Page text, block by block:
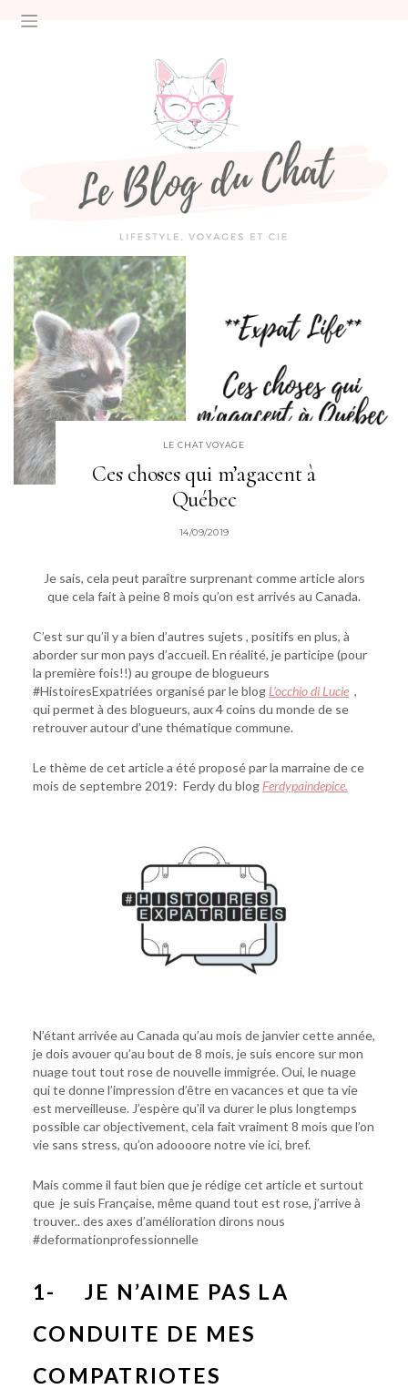
LE CHAT VOYAGE
Ces choses qui m’agacent à
Québec
14/09/2019
Je sais, cela peut paraître surprenant comme article alors
que cela fait à peine 8 mois qu’on est arrivés au Canada.
C’est sur qu’il y a bien d’autres sujets , positifs en plus, à
aborder sur mon pays d’accueil. En réalité, je participe (pour
la première fois!!) au groupe de blogueurs
#HistoiresExpatriées organisé par le blog L’occhio di Lucie,
qui permet à des blogueurs, aux 4 coins du monde de se
retrouver autour d’une thématique commune.
Le thème de cet article a été proposé par la marraine de ce
mois de septembre 2019: Ferdy du blog Ferdypaindepice.
N’étant arrivée au Canada qu’au mois de janvier cette année,
je dois avouer qu’au bout de 8 mois, je suis encore sur mon
nuage tout tout rose de nouvelle immigrée. Oui, le nuage
qui te donne l’impression d’être en vacances et que ta vie
est merveilleuse. J’espère qu’il va durer le plus longtemps
possible car objectivement, cela fait vraiment 8 mois que l’on
vie sans stress, qu’on adoooore notre vie ici, bref.
Mais comme il faut bien que je rédige cet article et surtout
que je suis Française, même quand tout est rose, j’arrive à
trouver.. des axes d’amélioration dirons nous
#deformationprofessionnelle
1- JE N’AIME PAS LA
CONDUITE DE MES
COMPATRIOTES